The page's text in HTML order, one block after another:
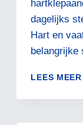
dagelijks
Hart en
LEES MEER